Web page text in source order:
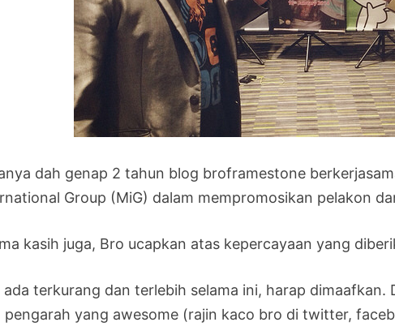
dah genap 2 tahun blog broframestone
Group (MiG) dalam mempromosikan pelakon
kasih juga, Bro ucapkan atas kepercayaan yang
ada terkurang dan terlebih selama ini, harap dimaafkan.
pengarah yang awesome (rajin kaco bro di twitter,